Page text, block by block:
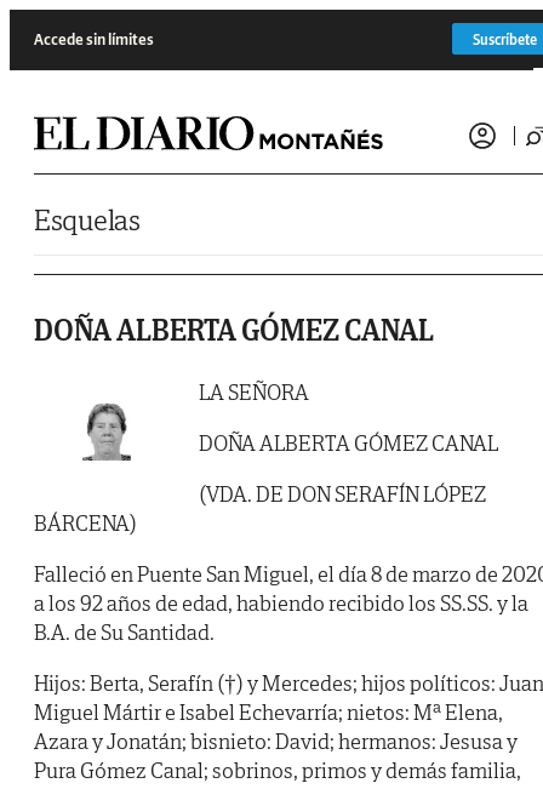
Accede sin límites Suscríbete
Esquelas
DOÑA ALBERTA GÓMEZ CANAL
LA SEÑORA
DOÑA ALBERTA GÓMEZ CANAL
(VDA. DE DON SERAFÍN LÓPEZ
BÁRCENA)
Falleció en Puente San Miguel, el día 8 de marzo de
a los 92 años de edad, habiendo recibido los SS.SS. y la
B.A. de Su Santidad.
Hijos: Berta, Serafín (†) y Mercedes; hijos políticos: Juan
Miguel Mártir e Isabel Echevarría; nietos: Mª Elena,
Azara y Jonatán; bisnieto: David; hermanos: Jesusa y
Pura Gómez Canal; sobrinos, primos y demás familia,